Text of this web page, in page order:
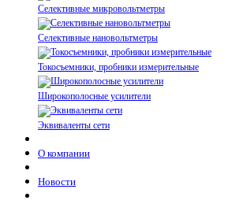
Селективные микровольтметры
Селективные нановольтметры
Токосъемники, пробники измерительные
Широкополосные усилители
Эквиваленты сети
О компании
Новости